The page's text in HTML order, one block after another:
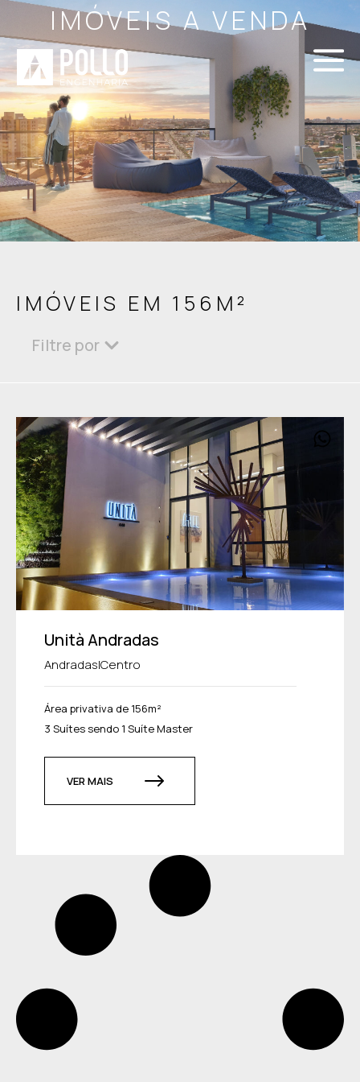
IMÓVEIS A VENDA
IMÓVEIS EM 156M²
Filtre por
Unità Andradas
Andradas|Centro
Área privativa de 156m²
3 Suítes sendo 1 Suíte Master
VER MAIS